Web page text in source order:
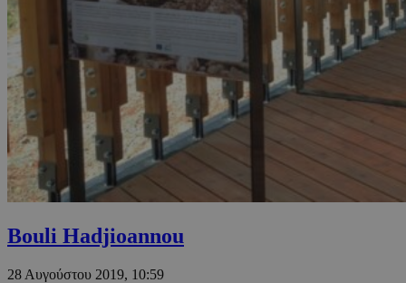
Bouli Hadjioannou
28 Αυγούστου 2019, 10:59